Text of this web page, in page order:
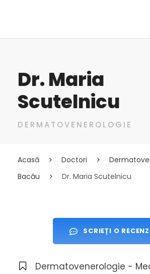
Dr. Maria
Scutelnicu
DERMATOVENEROLOGIE
Acasă Doctori
Bacău
Dr. Maria Scutelnicu
SCRIEȚI O
Dermatovenerologie -